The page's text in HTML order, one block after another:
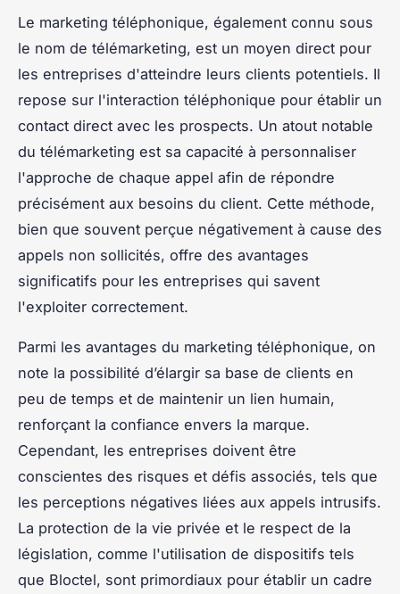
Le marketing téléphonique, également connu sous
le nom de télémarketing, est un moyen direct pour
les entreprises d'atteindre leurs clients potentiels. Il
repose sur l'interaction téléphonique pour établir un
contact direct avec les prospects. Un atout notable
du télémarketing est sa capacité à personnaliser
l'approche de chaque appel afin de répondre
précisément aux besoins du client. Cette méthode,
bien que souvent perçue négativement à cause des
appels non sollicités, offre des avantages
significatifs pour les entreprises qui savent
l'exploiter correctement.
Parmi les avantages du marketing téléphonique, on
note la possibilité d’élargir sa base de clients en
peu de temps et de maintenir un lien humain,
renforçant la confiance envers la marque.
Cependant, les entreprises doivent être
conscientes des risques et défis associés, tels que
les perceptions négatives liées aux appels intrusifs.
La protection de la vie privée et le respect de la
législation, comme l'utilisation de dispositifs tels
que Bloctel, sont primordiaux pour établir un cadre